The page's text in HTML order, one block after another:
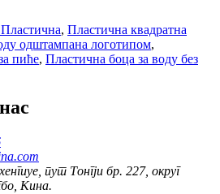
, Пластична квадратна
одштампана логотипом,
пиће, Пластична боца за воду без
пут Тонгји бр. 227, округ
Кина.